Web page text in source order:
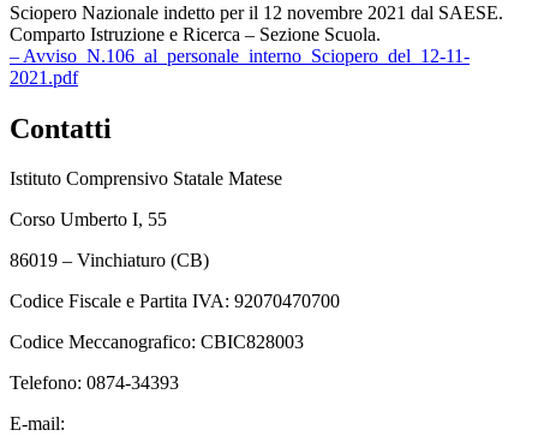
Sciopero Nazionale indetto per il 12 novembre 2021 dal SAESE.
Comparto Istruzione e Ricerca – Sezione Scuola.
– Avviso_N.106_al_personale_interno_Sciopero_del_12-11-
2021.pdf
Contatti
Istituto Comprensivo Statale Matese
Corso Umberto I, 55
86019 – Vinchiaturo (CB)
Codice Fiscale e Partita IVA: 92070470700
Codice Meccanografico: CBIC828003
Telefono: 0874-34393
E-mail: